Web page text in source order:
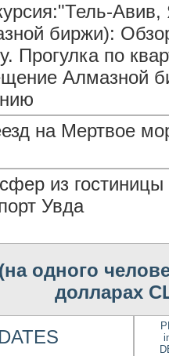
биржи):
Прогулка по
Алмазной
на Мертвое
из
Увда
одного
долларах
DATES